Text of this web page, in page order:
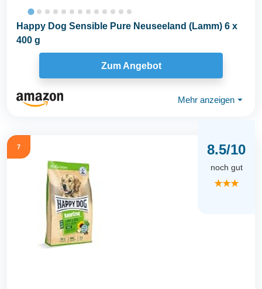
Happy Dog Sensible Pure Neuseeland (Lamm) 6 x
400 g
Zum Angebot
Mehr anzeigen ⏷
7 8.5/10
noch gut
★★★